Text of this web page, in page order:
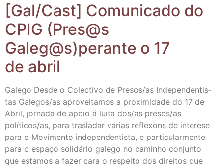
[Gal/​Cast] Comu­ni­ca­do do
CPIG (Pres@s
Galeg@s)perante o 17
de abril
Gale­go Des­de o Colec­ti­vo de Presos/​as Inde­pen­den­tis­
tas Galegos/​as apro­vei­ta­mos a pro­xi­mi­da­de do 17 de
Abril, jor­na­da de apoio á lui­ta dos/​as presos/​as
políticos/​as, para tras­la­dar várias refle­xons de intere­se
para o Movi­men­to inde­pen­den­tis­ta, e par­ti­cu­lar­men­te
para o espaço soli­dá­rio gale­go no caminho con­jun­to
que esta­mos a fazer cara o res­pei­to dos direi­tos que